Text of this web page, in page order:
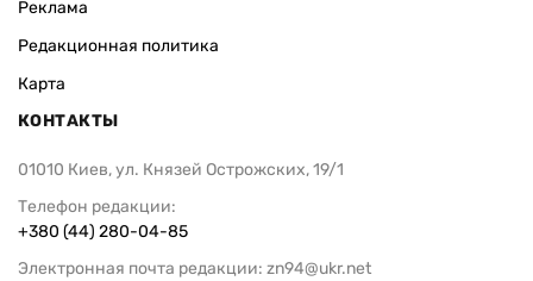
Реклама
Редакционная политика
Карта
КОНТАКТЫ
01010 Киев, ул. Князей Острожских, 19/1
Телефон редакции:
+380 (44) 280-04-85
Электронная почта редакции: zn94@ukr.net